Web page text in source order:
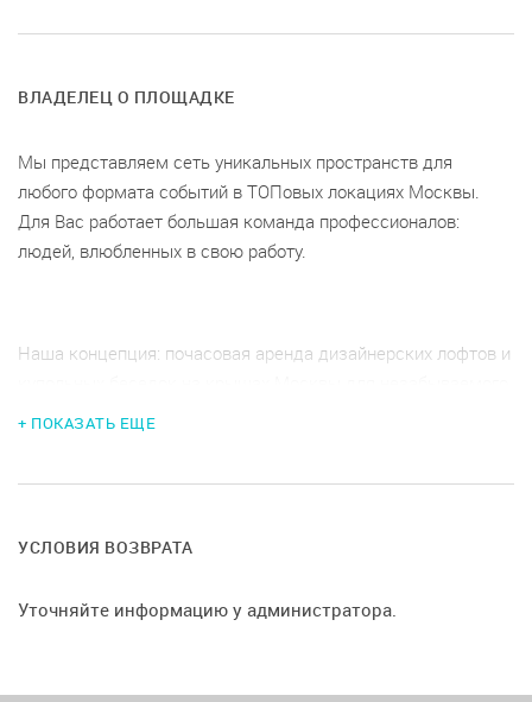
ВЛАДЕЛЕЦ О ПЛОЩАДКЕ
Мы представляем сеть уникальных пространств для
любого формата событий в ТОПовых локациях Москвы.
Для Вас работает большая команда профессионалов:
людей, влюбленных в свою работу.
Наша концепция: почасовая аренда дизайнерских лофтов и
современность и стиль сочетаются с элегантностью и
чтобы создать неповторимую атмосферу для Ваших особых
+ ПОКАЗАТЬ ЕЩЕ
УСЛОВИЯ ВОЗВРАТА
Уточняйте информацию у администратора.